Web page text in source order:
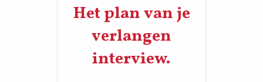
Het plan van je
verlangen
interview.